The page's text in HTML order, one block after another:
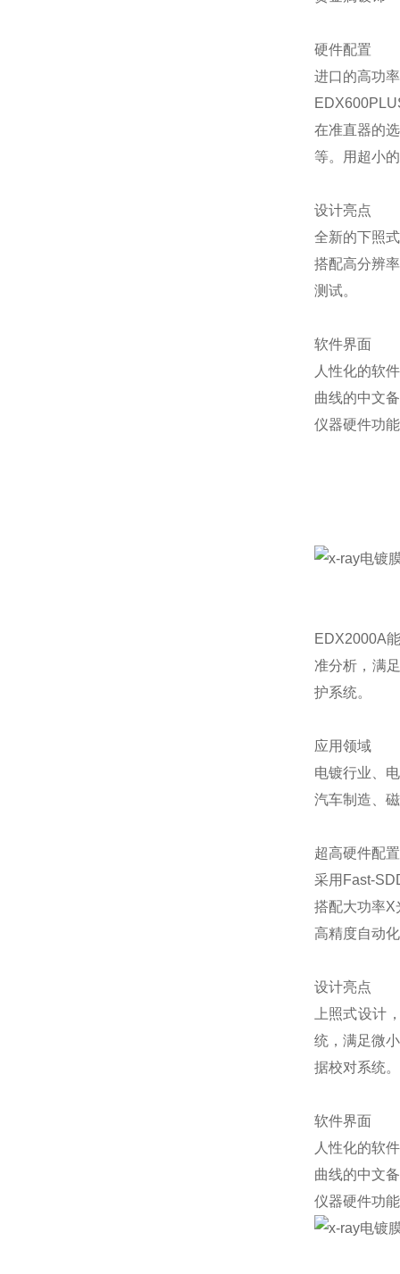
硬件配置
进口的高功
在准直器的
等。用超小
设计亮点
全新的下照
搭配高分辨
测试。
软件界面
人性化的软
曲线的中文
仪器硬件功
EDX2000A
准分析，满
护系统。
应用领域
电镀行业、
汽车制造、
超高硬件配置
采用Fast-
搭配大功率X
高精度自动
设计亮点
上照式设计
统，满足微
据校对系统。
软件界面
人性化的软
曲线的中文
仪器硬件功